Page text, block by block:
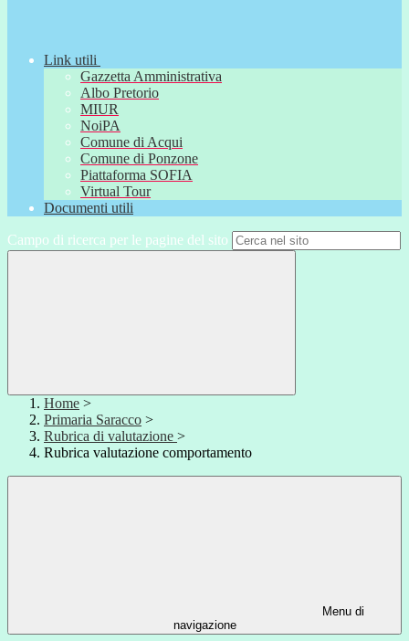
Link utili
Gazzetta Amministrativa
Albo Pretorio
MIUR
NoiPA
Comune di Acqui
Comune di Ponzone
Piattaforma SOFIA
Virtual Tour
Documenti utili
Campo di ricerca per le pagine del sito
Home >
Primaria Saracco >
Rubrica di valutazione >
Rubrica valutazione comportamento
Menu di
navigazione